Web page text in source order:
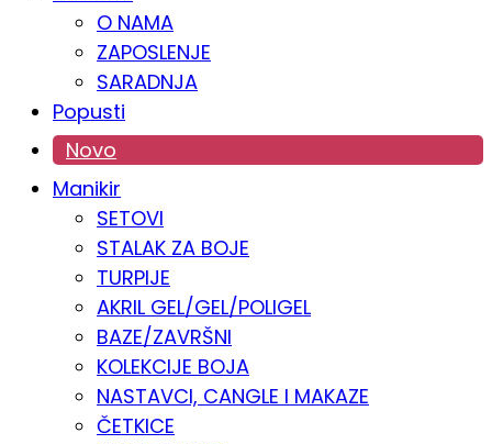
O NAMA
ZAPOSLENJE
SARADNJA
Popusti
Novo
Manikir
SETOVI
STALAK ZA BOJE
TURPIJE
AKRIL GEL/GEL/POLIGEL
BAZE/ZAVRŠNI
KOLEKCIJE BOJA
NASTAVCI, CANGLE I MAKAZE
ČETKICE